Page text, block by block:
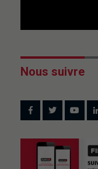
Nous suivre